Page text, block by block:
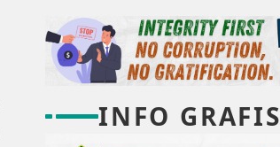
INFO GRAFIS